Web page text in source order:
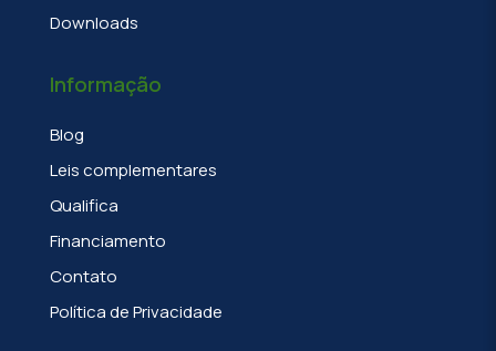
Downloads
Informação
Blog
Leis complementares
Qualifica
Financiamento
Contato
Política de Privacidade